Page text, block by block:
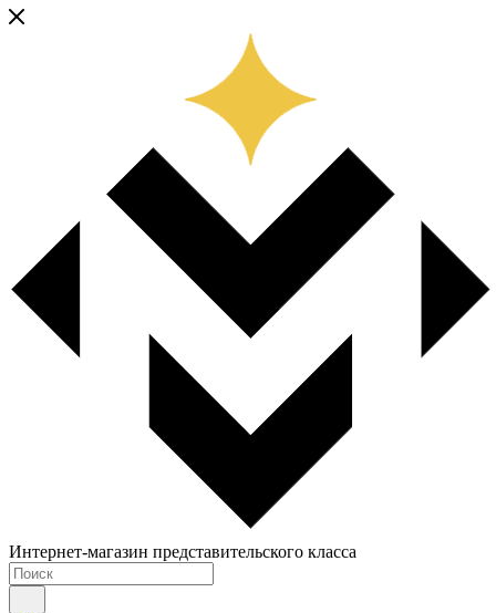
Интернет-магазин представительского класса